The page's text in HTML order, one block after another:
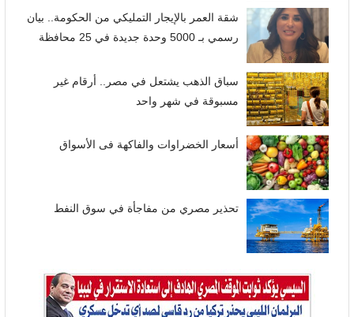
شقة العمر بالإيجار التمليكي من الحكومة.. بيان
رسمي بـ 5000 وحدة جديدة في 25 محافظة
سباق الذهب يشتعل في مصر.. أرقام غير
مسبوقة في شهر واحد
أسعار الخضراوات والفاكهة فى الأسواق
تحذير مصري من مفاجأة في سوق النفط